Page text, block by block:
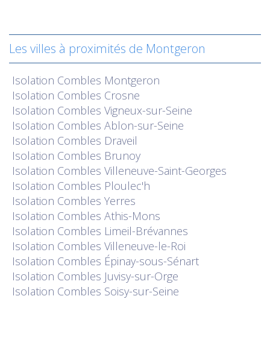
Les villes à proximités de Montgeron
Isolation Combles Montgeron
Isolation Combles Crosne
Isolation Combles Vigneux-sur-Seine
Isolation Combles Ablon-sur-Seine
Isolation Combles Draveil
Isolation Combles Brunoy
Isolation Combles Villeneuve-Saint-Georges
Isolation Combles Ploulec'h
Isolation Combles Yerres
Isolation Combles Athis-Mons
Isolation Combles Limeil-Brévannes
Isolation Combles Villeneuve-le-Roi
Isolation Combles Épinay-sous-Sénart
Isolation Combles Juvisy-sur-Orge
Isolation Combles Soisy-sur-Seine